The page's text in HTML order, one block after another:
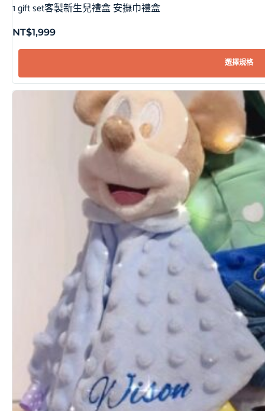
1 gift set客製新生兒禮盒 安撫巾禮盒
NT$1,999
選擇規格